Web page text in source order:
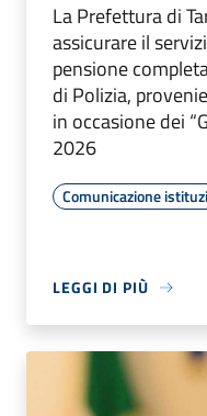
La Prefettura di
assicurare il
pensione
di Polizia,
in occasione dei
2026
Comunicazione
LEGGI DI PIÙ